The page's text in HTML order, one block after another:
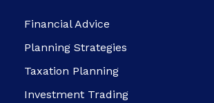
Financial Advice
Planning Strategies
Taxation Planning
Investment Trading